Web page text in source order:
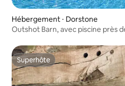
Hébergement ⋅ Dorstone
Outshot Barn, avec piscine près
Superhôte
Superhôte